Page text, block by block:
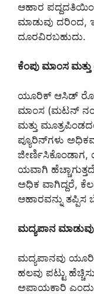
ಆಹಾರ
ಮಾಡುವು ದರಿಂದ,
ದೂರವಿರಬಹುದು.
ಕೆಂಪು ಮಾಂಸ
ಯೂರಿಕ್ ಆಸಿಡ್
ಮಾಂಸ (ಮಟನ್
ಮತ್ತು
ಪ್ಯೂರಿನ್‌ಗಳು
ಯವಾಗಿ
ಅಧಿಕ ವಾಗಿದ್ದರೆ,
ಆಹಾರವನ್ನು ತಪ್ಪಿಸ
ಮದ್ಯಪಾನ
ಮದ್ಯಪಾನವು
ಹಲವು ಪಟ್ಟು
ಅಪಾಯಕಾರಿ